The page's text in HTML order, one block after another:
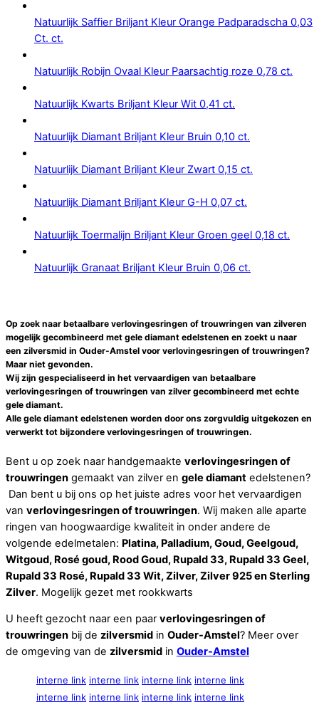
Natuurlijk Saffier Briljant Kleur Orange Padparadscha 0,03
Ct. ct.
Natuurlijk Robijn Ovaal Kleur Paarsachtig roze 0,78 ct.
Natuurlijk Kwarts Briljant Kleur Wit 0,41 ct.
Natuurlijk Diamant Briljant Kleur Bruin 0,10 ct.
Natuurlijk Diamant Briljant Kleur Zwart 0,15 ct.
Natuurlijk Diamant Briljant Kleur G-H 0,07 ct.
Natuurlijk Toermalijn Briljant Kleur Groen geel 0,18 ct.
Natuurlijk Granaat Briljant Kleur Bruin 0,06 ct.
Op zoek naar betaalbare verlovingesringen of trouwringen van zilveren
mogelijk gecombineerd met gele diamant edelstenen en zoekt u naar
een zilversmid in Ouder-Amstel voor verlovingesringen of trouwringen?
Maar niet gevonden.
Wij zijn gespecialiseerd in het vervaardigen van betaalbare
verlovingesringen of trouwringen van zilver gecombineerd met echte
gele diamant.
Alle gele diamant edelstenen worden door ons zorgvuldig uitgekozen en
verwerkt tot bijzondere verlovingesringen of trouwringen.
Bent u op zoek naar handgemaakte verlovingesringen of
trouwringen gemaakt van zilver en gele diamant edelstenen?
Dan bent u bij ons op het juiste adres voor het vervaardigen
van verlovingesringen of trouwringen. Wij maken alle aparte
ringen van hoogwaardige kwaliteit in onder andere de
volgende edelmetalen: Platina, Palladium, Goud, Geelgoud,
Witgoud, Rosé goud, Rood Goud, Rupald 33, Rupald 33 Geel,
Rupald 33 Rosé, Rupald 33 Wit, Zilver, Zilver 925 en Sterling
Zilver. Mogelijk gezet met rookkwarts
U heeft gezocht naar een paar verlovingesringen of
trouwringen bij de zilversmid in Ouder-Amstel? Meer over
de omgeving van de zilversmid in Ouder-Amstel
interne link interne link interne link interne link
interne link interne link interne link interne link